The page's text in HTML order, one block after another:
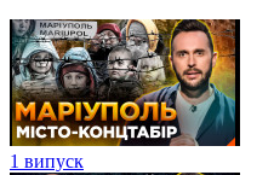
1 випуск